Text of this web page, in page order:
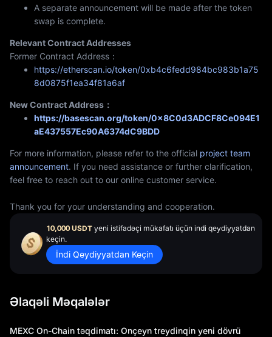
A separate announcement will be made after the token
swap is complete.
Relevant Contract Addresses
Former Contract Address：
https://etherscan.io/token/0xb4c6fedd984bc983b1a75
8d0875f1ea34f81a6af
New Contract Address：
https://basescan.org/token/0x8C0d3ADCF8Ce094E1
aE437557Ec90A6374dC9BDD
For more information, please refer to the official project team
announcement. If you need assistance or further clarification,
feel free to reach out to our online customer service.
Thank you for your understanding and cooperation.
10,000 USDT yeni istifadəçi mükafatı üçün indi qeydiyyatdan
keçin.
İndi Qeydiyyatdan Keçin
Əlaqəli Məqalələr
MEXC On-Chain təqdimatı: Onçeyn treydinqin yeni dövrü
n